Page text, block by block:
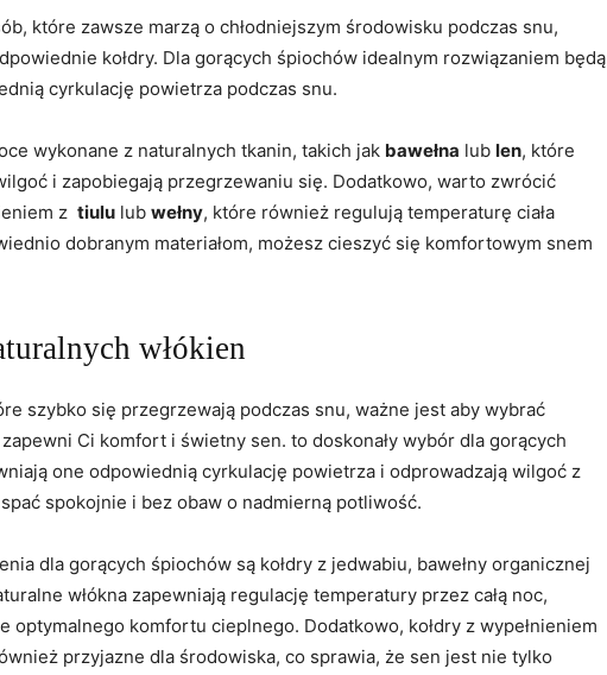
które zawsze⁢ marzą o⁣ chłodniejszym środowisku podczas snu,
kołdry. ‌Dla gorących śpiochów idealnym rozwiązaniem będą
cyrkulację powietrza podczas snu.
wykonane z ​naturalnych tkanin, takich ‌jak bawełna ‌lub⁣ len, które
i zapobiegają​ przegrzewaniu się. Dodatkowo, warto⁣ zwrócić
⁤z
tiulu lub wełny, które również regulują⁢ temperaturę ciała
⁣dobranym materiałom,‌ możesz ⁢cieszyć się komfortowym snem
​włókien
szybko ⁤się przegrzewają podczas snu, ważne ‍jest ⁣aby‌ wybrać
Ci komfort i​ świetny sen. to doskonały⁢ wybór dla⁣ gorących
one‍ odpowiednią cyrkulację⁤ powietrza i odprowadzają ⁤wilgoć z⁢
spokojnie i bez obaw o nadmierną ‌potliwość.
dla gorących ⁢śpiochów są kołdry⁤ z jedwabiu,‌ bawełny organicznej
włókna‍ zapewniają regulację temperatury ​przez całą noc,
optymalnego⁤ komfortu cieplnego. Dodatkowo, kołdry z wypełnieniem
przyjazne dla⁢ środowiska, co sprawia, że sen⁢ jest nie tylko